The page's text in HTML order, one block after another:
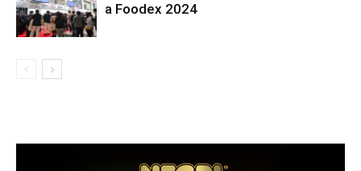
a Foodex 2024